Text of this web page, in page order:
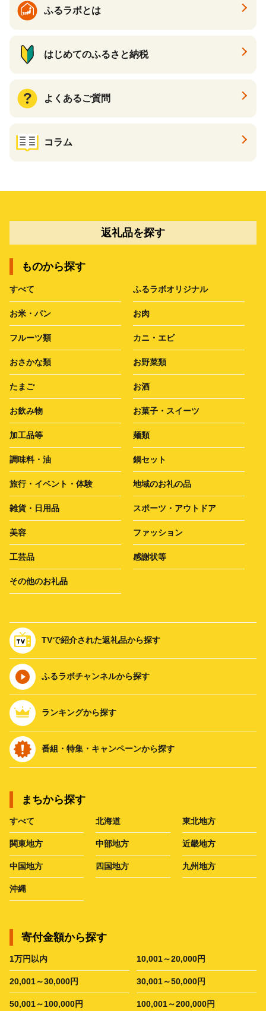
ふるラボとは
はじめてのふるさと納税
よくあるご質問
コラム
返礼品を探す
ものから探す
すべて ふるラボオリジナル
お米・パン お肉
フルーツ類 カニ・エビ
おさかな類 お野菜類
たまご お酒
お飲み物 お菓子・スイーツ
加工品等 麺類
調味料・油 鍋セット
旅行・イベント・体験 地域のお礼の品
雑貨・日用品 スポーツ・アウトドア
美容 ファッション
工芸品 感謝状等
その他のお礼品
TVで紹介された返礼品から探す
ふるラボチャンネルから探す
ランキングから探す
番組・特集・キャンペーンから探す
まちから探す
すべて 北海道 東北地方
関東地方 中部地方 近畿地方
中国地方 四国地方 九州地方
沖縄
寄付金額から探す
1万円以内 10,001～20,000円
20,001～30,000円 30,001～50,000円
50,001～100,000円 100,001～200,000円